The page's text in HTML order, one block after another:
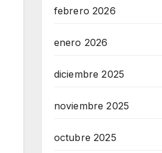
febrero 2026
enero 2026
diciembre 2025
noviembre 2025
octubre 2025